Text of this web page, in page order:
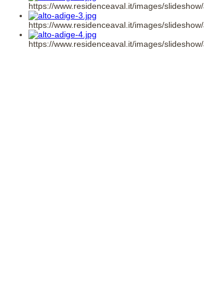
https://www.residenceaval.it/images/
https://www.residenceaval.it/images/
https://www.residenceaval.it/images/